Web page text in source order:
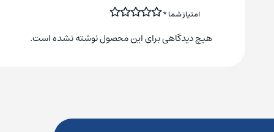
امتیاز شما*
هیچ دیدگاهی برای این محصول نوشته نشده است.